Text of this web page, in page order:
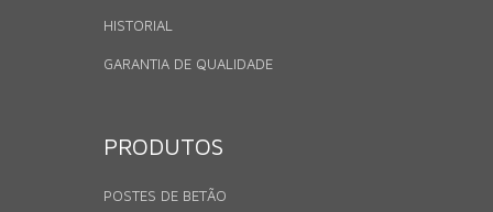
HISTORIAL
GARANTIA DE QUALIDADE
PRODUTOS
POSTES DE BETÃO